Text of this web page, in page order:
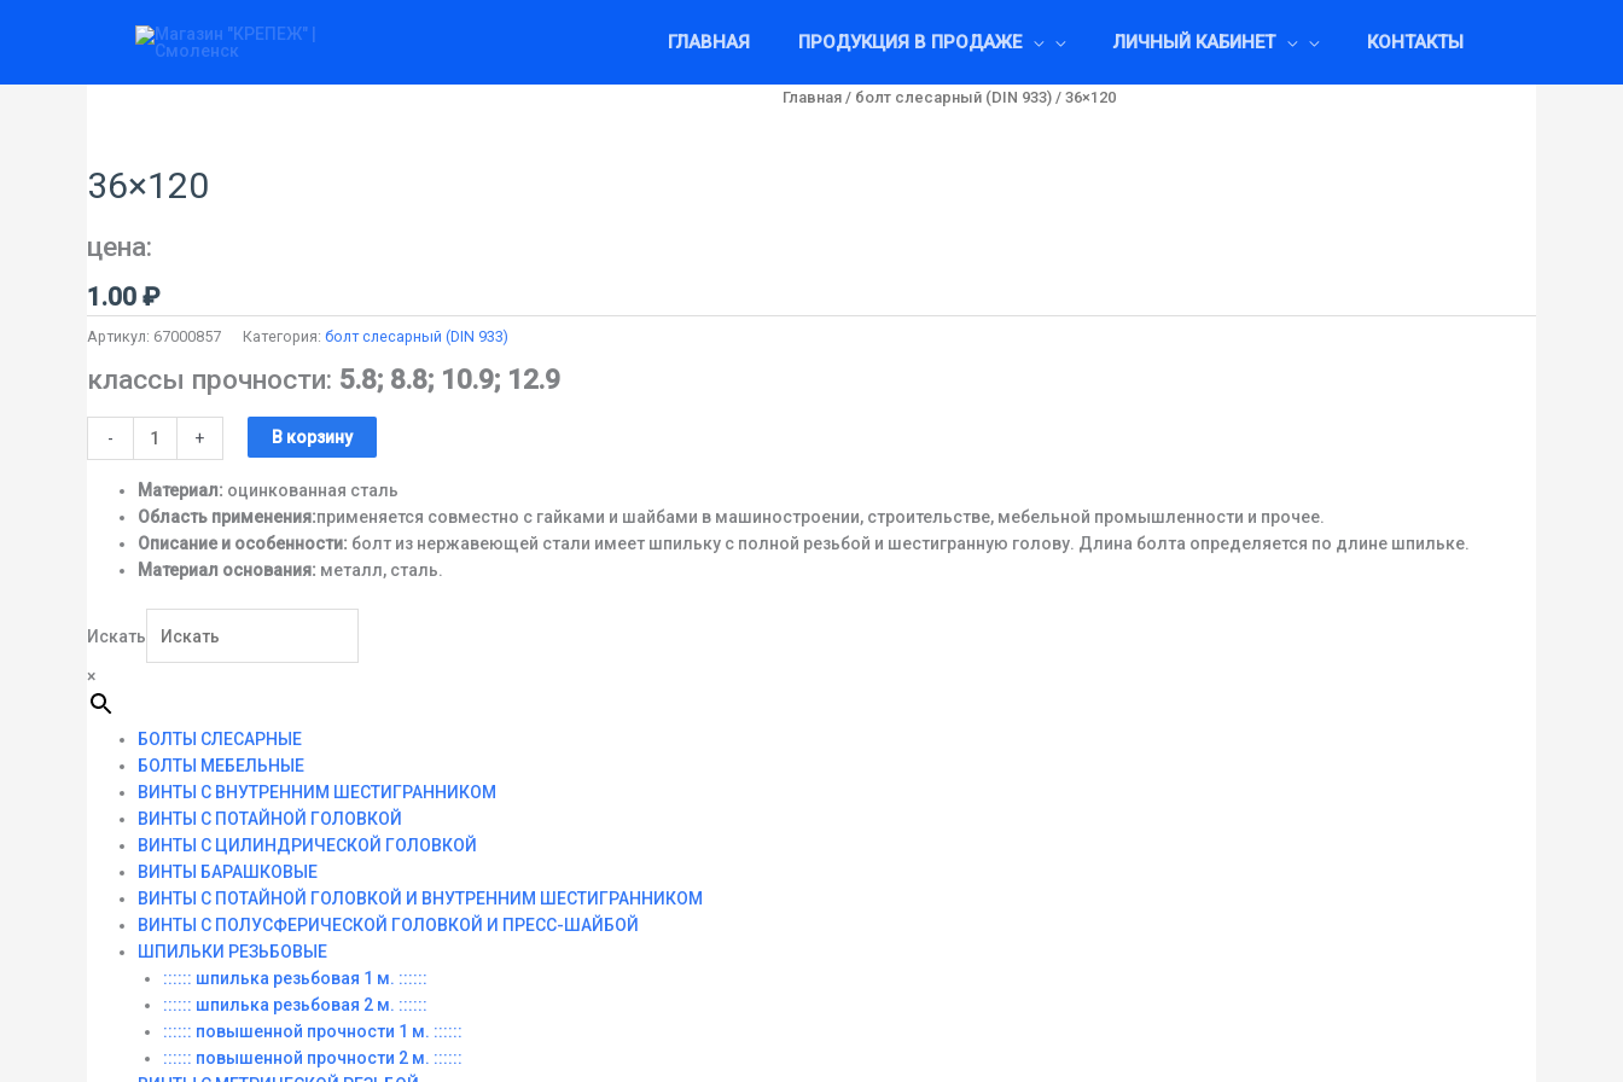
ГЛАВНАЯ ПРОДУКЦИЯ В ПРОДАЖЕ ЛИЧНЫЙ КАБИНЕТ КОНТАКТЫ
Главная / болт слесарный (DIN 933) / 36×120
36×120
цена:
1.00 ₽
Артикул: 67000857 Категория: болт слесарный (DIN 933)
классы прочности: 5.8; 8.8; 10.9; 12.9
- + В корзину
Материал: оцинкованная сталь
Область применения:применяется совместно с гайками и шайбами в машиностроении, строительстве, мебельной промышленности и прочее.
Описание и особенности: болт из нержавеющей стали имеет шпильку с полной резьбой и шестигранную голову. Длина болта определяется по длине шпильке.
Материал основания: металл, сталь.
Искать
×
БОЛТЫ СЛЕСАРНЫЕ
БОЛТЫ МЕБЕЛЬНЫЕ
ВИНТЫ С ВНУТРЕННИМ ШЕСТИГРАННИКОМ
ВИНТЫ С ПОТАЙНОЙ ГОЛОВКОЙ
ВИНТЫ С ЦИЛИНДРИЧЕСКОЙ ГОЛОВКОЙ
ВИНТЫ БАРАШКОВЫЕ
ВИНТЫ С ПОТАЙНОЙ ГОЛОВКОЙ И ВНУТРЕННИМ ШЕСТИГРАННИКОМ
ВИНТЫ С ПОЛУСФЕРИЧЕСКОЙ ГОЛОВКОЙ И ПРЕСС-ШАЙБОЙ
ШПИЛЬКИ РЕЗЬБОВЫЕ
:::::: шпилька резьбовая 1 м. ::::::
:::::: шпилька резьбовая 2 м. ::::::
:::::: повышенной прочности 1 м. ::::::
:::::: повышенной прочности 2 м. ::::::